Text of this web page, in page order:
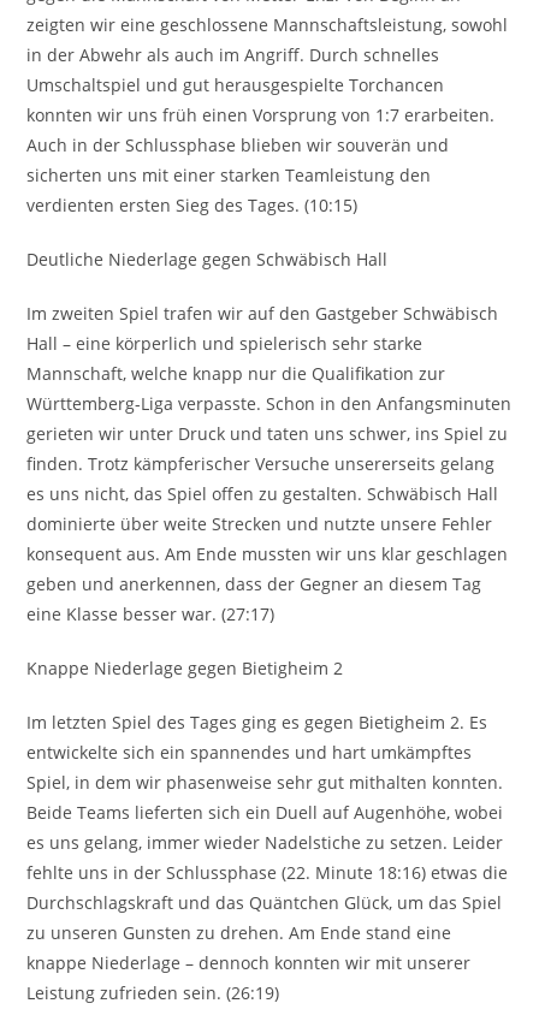
zeigten wir eine geschlossene Mannschaftsleistung, sowohl
in der Abwehr als auch im Angriff. Durch schnelles
Umschaltspiel und gut herausgespielte Torchancen
konnten wir uns früh einen Vorsprung von 1:7 erarbeiten.
Auch in der Schlussphase blieben wir souverän und
sicherten uns mit einer starken Teamleistung den
verdienten ersten Sieg des Tages. (10:15)
Deutliche Niederlage gegen Schwäbisch Hall
Im zweiten Spiel trafen wir auf den Gastgeber Schwäbisch
Hall – eine körperlich und spielerisch sehr starke
Mannschaft, welche knapp nur die Qualifikation zur
Württemberg-Liga verpasste. Schon in den Anfangsminuten
gerieten wir unter Druck und taten uns schwer, ins Spiel zu
finden. Trotz kämpferischer Versuche unsererseits gelang
es uns nicht, das Spiel offen zu gestalten. Schwäbisch Hall
dominierte über weite Strecken und nutzte unsere Fehler
konsequent aus. Am Ende mussten wir uns klar geschlagen
geben und anerkennen, dass der Gegner an diesem Tag
eine Klasse besser war. (27:17)
Knappe Niederlage gegen Bietigheim 2
Im letzten Spiel des Tages ging es gegen Bietigheim 2. Es
entwickelte sich ein spannendes und hart umkämpftes
Spiel, in dem wir phasenweise sehr gut mithalten konnten.
Beide Teams lieferten sich ein Duell auf Augenhöhe, wobei
es uns gelang, immer wieder Nadelstiche zu setzen. Leider
fehlte uns in der Schlussphase (22. Minute 18:16) etwas die
Durchschlagskraft und das Quäntchen Glück, um das Spiel
zu unseren Gunsten zu drehen. Am Ende stand eine
knappe Niederlage – dennoch konnten wir mit unserer
Leistung zufrieden sein. (26:19)